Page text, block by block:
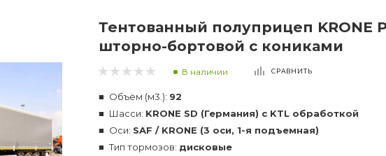
Тентованный полуприцеп KRONE
шторно-бортовой с кониками
В наличии СРАВНИТЬ
Объём (м3.): 92
Шасси: KRONE SD (Германия) c KTL обработкой
Оси: SAF / KRONE (3 оси, 1-я подъемная)
Тип тормозов: дисковые